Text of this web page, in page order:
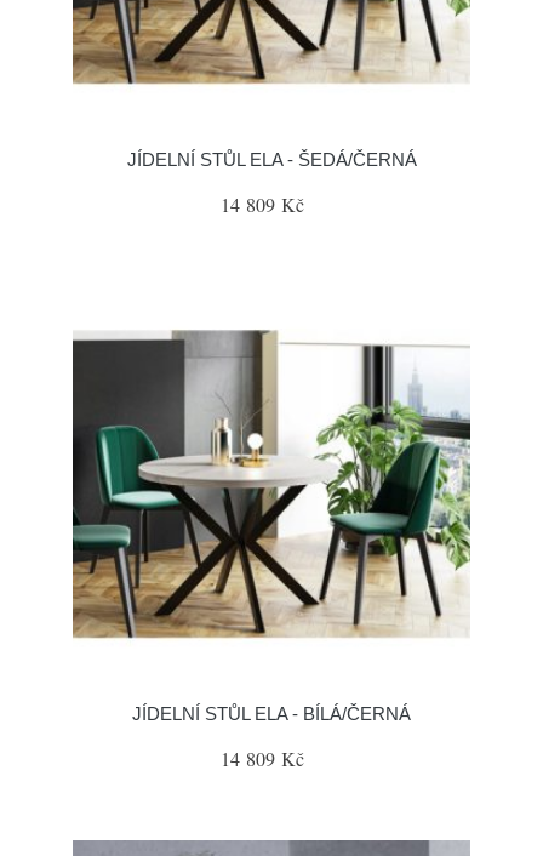
JÍDELNÍ STŮL ELA - ŠEDÁ/ČERNÁ
14 809 Kč
JÍDELNÍ STŮL ELA - BÍLÁ/ČERNÁ
14 809 Kč